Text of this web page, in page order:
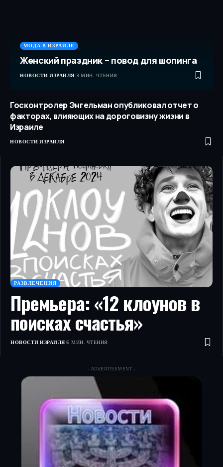
МОДА В ИЗРАИЛЕ
Женский праздник – повод для шопинга
НОВОСТИ ИЗРАИЛЯ 3 МИН. ЧТЕНИЯ
Госконтролер Энгельман опубликовал отчет о
факторах, влияющих на дороговизну жизни в
Израиле
НОВОСТИ ИЗРАИЛЯ
РАЗВЛЕЧЕНИЯ
Премьера: «12 клоунов в
поисках счастья»
НОВОСТИ ИЗРАИЛЯ 6 МИН. ЧТЕНИЯ
- ADVERTISEMENT -